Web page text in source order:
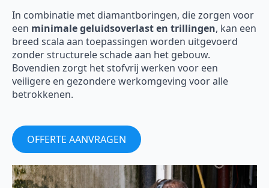
In combinatie met diamantboringen, die zorgen voor
een minimale geluidsoverlast en trillingen, kan een
breed scala aan toepassingen worden uitgevoerd
zonder structurele schade aan het gebouw.
Bovendien zorgt het stofvrij werken voor een
veiligere en gezondere werkomgeving voor alle
betrokkenen.
OFFERTE AANVRAGEN